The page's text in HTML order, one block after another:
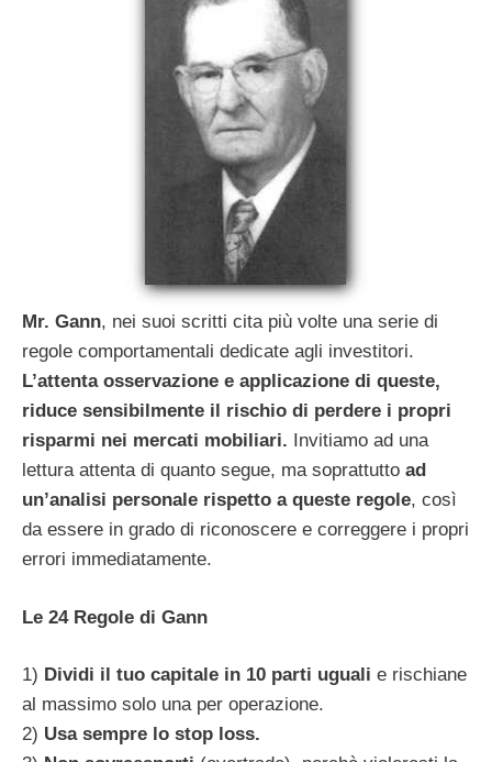
Mr. Gann, nei suoi scritti cita più volte una serie di
regole comportamentali dedicate agli investitori.
L’attenta osservazione e applicazione di queste,
riduce sensibilmente il rischio di perdere i propri
risparmi nei mercati mobiliari. Invitiamo ad una
lettura attenta di quanto segue, ma soprattutto ad
un’analisi personale rispetto a queste regole, così
da essere in grado di riconoscere e correggere i propri
errori immediatamente.
Le 24 Regole di Gann
1) Dividi il tuo capitale in 10 parti uguali e rischiane
al massimo solo una per operazione.
2) Usa sempre lo stop loss.